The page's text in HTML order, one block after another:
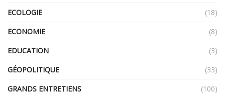
ECOLOGIE
(18)
ECONOMIE
(8)
EDUCATION
(3)
GÉOPOLITIQUE
(33)
GRANDS ENTRETIENS
(100)